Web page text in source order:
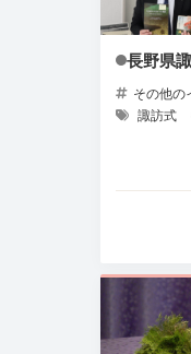
長野県
その他の
諏訪式